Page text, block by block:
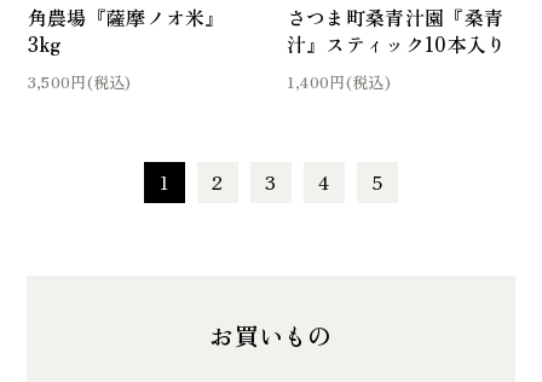
角農場『薩摩ノオ米』
3kg
3,500円(税込)
さつま町桑青汁園『桑青
汁』スティック10本入り
1,400円(税込)
1 2 3 4 5
お買いもの